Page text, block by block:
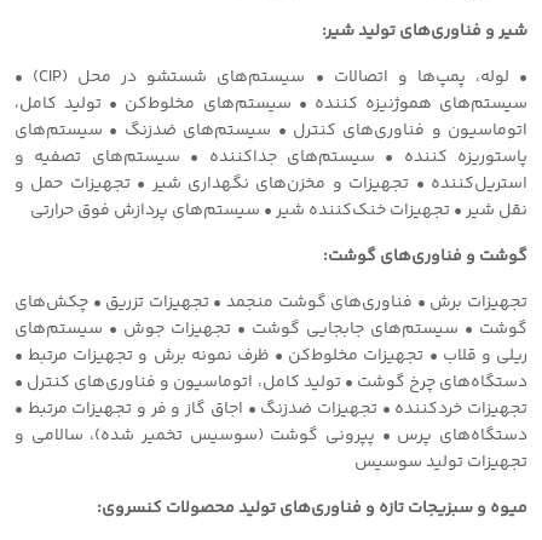
شیر و فناوری‌های تولید شیر:
• لوله، پمپ‌ها و اتصالات • سیستم‌های شستشو در محل (CIP) •
سیستم‌های هموژنیزه کننده • سیستم‌های مخلوط‌کن • تولید کامل،
اتوماسیون و فناوری‌های کنترل • سیستم‌های ضدزنگ • سیستم‌های
پاستوریزه کننده • سیستم‌های جداکننده • سیستم‌های تصفیه و
استریل‌کننده • تجهیزات و مخزن‌های نگهداری شیر • تجهیزات حمل و
نقل شیر • تجهیزات خنک‌کننده شیر • سیستم‌های پردازش فوق حرارتی
گوشت و فناوری‌های گوشت:
تجهیزات برش • فناوری‌های گوشت منجمد • تجهیزات تزریق • چکش‌های
گوشت • سیستم‌های جابجایی گوشت • تجهیزات جوش • سیستم‌های
ریلی و قلاب • تجهیزات مخلوط‌کن • ظرف نمونه برش و تجهیزات مرتبط •
دستگاه‌های چرخ گوشت • تولید کامل، اتوماسیون و فناوری‌های کنترل •
تجهیزات خردکننده • تجهیزات ضدزنگ • اجاق گاز و فر و تجهیزات مرتبط •
دستگاه‌های پرس • پپرونی گوشت (سوسیس تخمیر شده)، سالامی و
تجهیزات تولید سوسیس
میوه و سبزیجات تازه و فناوری‌های تولید محصولات کنسروی: